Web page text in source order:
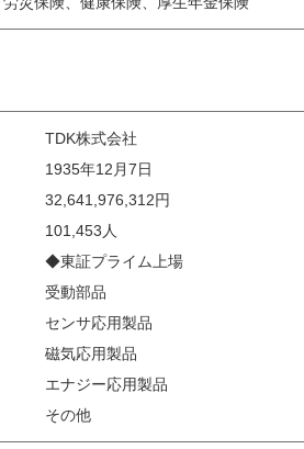
TDK株式会社
1935年12月7日
32,641,976,312円
101,453人
◆東証プライム上場
受動部品
センサ応用製品
磁気応用製品
エナジー応用製品
その他